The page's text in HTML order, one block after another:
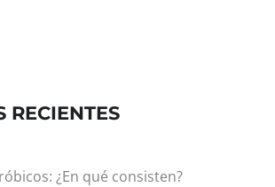
RECIENTES
¿En qué consisten?